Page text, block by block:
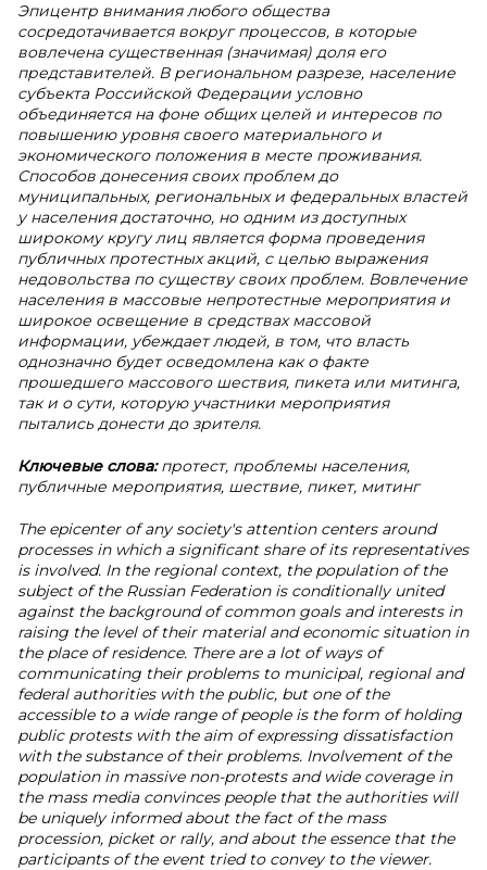
Эпицентр внимания любого общества
сосредотачивается вокруг процессов, в которые
вовлечена существенная (значимая) доля его
представителей. В региональном разрезе, население
субъекта Российской Федерации условно
объединяется на фоне общих целей и интересов по
повышению уровня своего материального и
экономического положения в месте проживания.
Способов донесения своих проблем до
муниципальных, региональных и федеральных властей
у населения достаточно, но одним из доступных
широкому кругу лиц является форма проведения
публичных протестных акций, с целью выражения
недовольства по существу своих проблем. Вовлечение
населения в массовые непротестные мероприятия и
широкое освещение в средствах массовой
информации, убеждает людей, в том, что власть
однозначно будет осведомлена как о факте
прошедшего массового шествия, пикета или митинга,
так и о сути, которую участники мероприятия
пытались донести до зрителя.
Ключевые слова:протест, проблемы населения,
публичные мероприятия, шествие, пикет, митинг
The epicenter of any society's attention centers around
processes in which a significant share of its representatives
is involved. In the regional context, the population of the
subject of the Russian Federation is conditionally united
against the background of common goals and interests in
raising the level of their material and economic situation in
the place of residence. There are a lot of ways of
communicating their problems to municipal, regional and
federal authorities with the public, but one of the
accessible to a wide range of people is the form of holding
public protests with the aim of expressing dissatisfaction
with the substance of their problems. Involvement of the
population in massive non-protests and wide coverage in
the mass media convinces people that the authorities will
be uniquely informed about the fact of the mass
procession, picket or rally, and about the essence that the
participants of the event tried to convey to the viewer.